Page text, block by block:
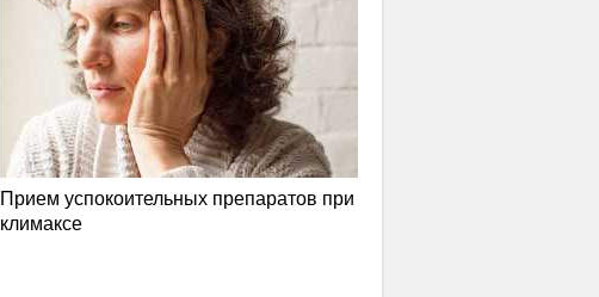
Прием успокоительных препаратов при
климаксе